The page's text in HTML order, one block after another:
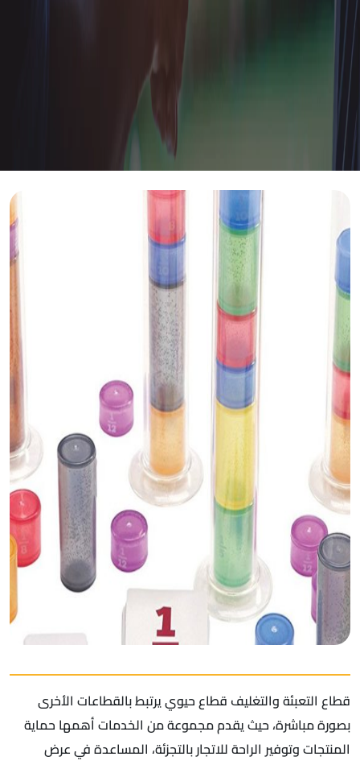
قطاع التعبئة والتغليف قطاع حيوي يرتبط بالقطاعات الأخرى
بصورة مباشرة، حيث يقدم مجموعة من الخدمات أهمها حماية
المنتجات وتوفير الراحة للاتجار بالتجزئة، المساعدة في عرض